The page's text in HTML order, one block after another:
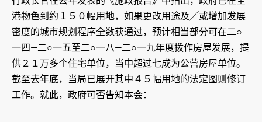
港物色到约１５０幅用地，如果更改用途及╱或增加发展
密度的城市规划程序全数获通过，预计相当部分可在二○
一四—二○一五至二○一八—二○一九年度拨作房屋发展，提
供２１万多个住宅单位，当中超过七成为公营房屋单位。
截至去年底，当局已展开其中４５幅用地的法定图则修订
工作。就此，政府可否告知本会：